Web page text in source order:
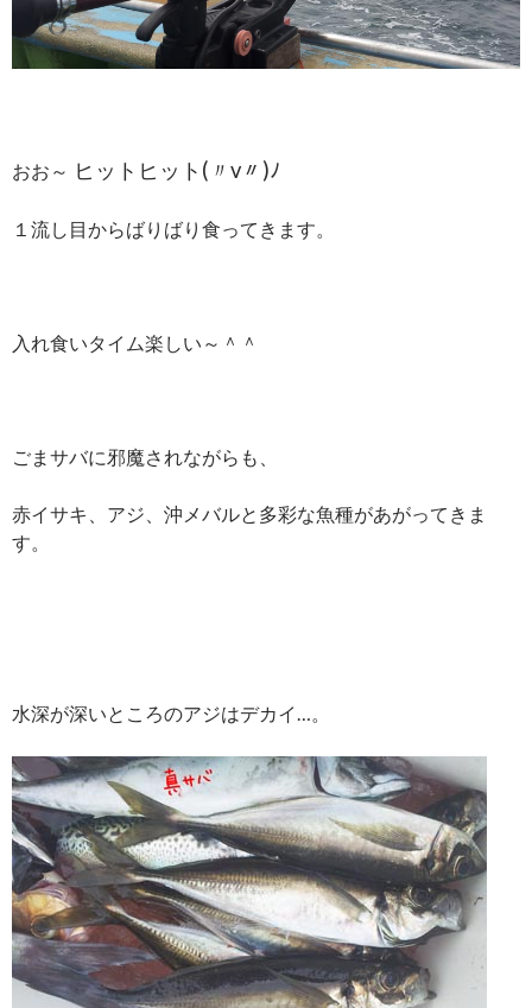
おお～ ヒットヒット(〃v〃)ﾉ
１流し目からばりばり食ってきます。
入れ食いタイム楽しい～＾＾
ごまサバに邪魔されながらも、
赤イサキ、アジ、沖メバルと多彩な魚種があがってきま
す。
水深が深いところのアジはデカイ…。